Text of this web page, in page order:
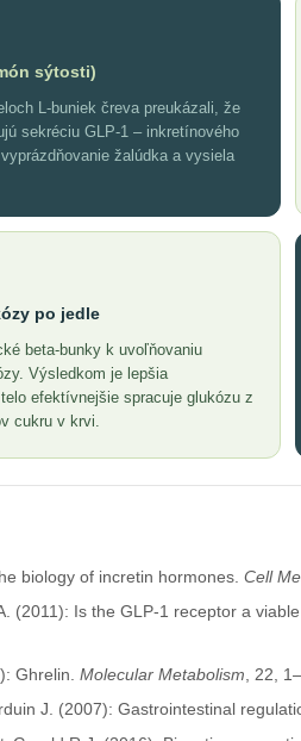
sýtosti)
L-buniek čreva preukázali, že
sekréciu GLP-1 – inkretínového
žalúdka a vysiela
po jedle
beta-bunky k uvoľňovaniu
Výsledkom je lepšia
efektívnejšie spracuje glukózu z
cukru v krvi.
biology of incretin hormones. Cell
(2011): Is the GLP-1 receptor a
Ghrelin. Molecular Metabolism , 22,
J. (2007): Gastrointestinal